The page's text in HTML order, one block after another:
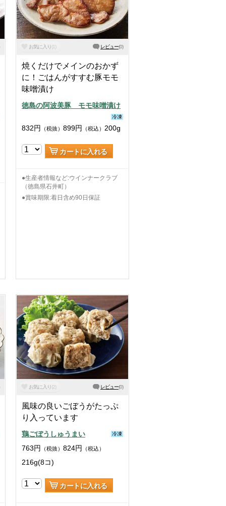
お気に入り(1 ) レビュー(0)
焼くだけでメインのおかず
に！ごはんがすすむ豚モモ
味噌漬け
徳島の阿波美豚 モモ味噌漬け
冷凍
832円 （税抜） 899円 （税込） 200g
カートに入れる
●生産者情報など:ウインナークラブ
（徳島県石井町）
●賞味期限:着日含め90日保証
お気に入り(2) レビュー(0)
風味の良いごぼうがたっぷ
り入っています
鶏ごぼうしゅうまい 冷凍
763円 （税抜） 824円 （税込）
216g(8コ)
カートに入れる